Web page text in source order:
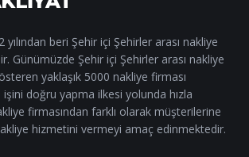
beri Şehir içi Şehirler arası nakliye
Günümüzde Şehir içi Şehirler arası nakliye
yaklaşık 5000 nakliye firması
doğru yapma ilkesi yolunda hızla
firmasından farklı olarak müşterilerine
hizmetini vermeyi amaç edinmektedir.